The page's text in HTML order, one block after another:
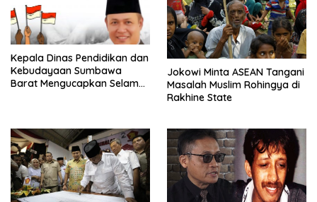
Kepala Dinas Pendidikan dan
Kebudayaan Sumbawa
Barat Mengucapkan Selamat
Jokowi Minta ASEAN Tangani
Masalah Muslim Rohingya di
Rakhine State